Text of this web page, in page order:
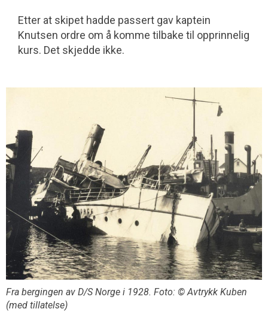
Etter at skipet hadde passert gav kaptein
Knutsen ordre om å komme tilbake til opprinnelig
kurs. Det skjedde ikke.
Fra bergingen av D/S Norge i 1928. Foto: © Avtrykk Kuben
(med tillatelse)